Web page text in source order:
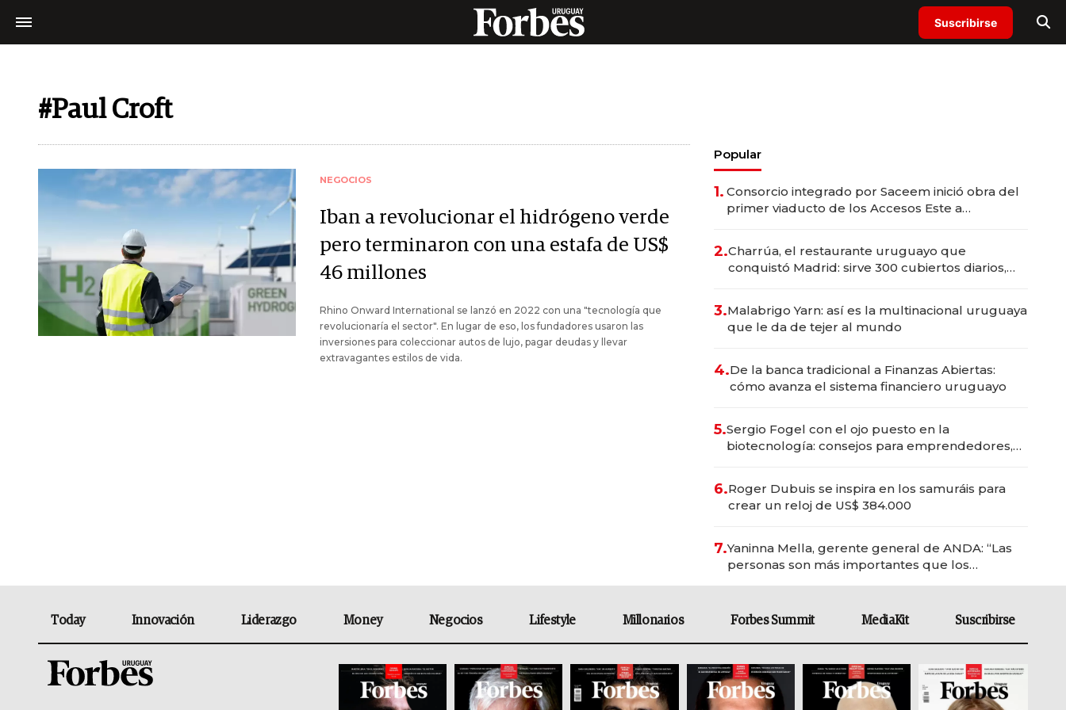
Suscribirse
#Paul Croft
NEGOCIOS
Iban a revolucionar el hidrógeno verde
pero terminaron con una estafa de US$
46 millones
Rhino Onward International se lanzó en 2022 con una "tecnología que
revolucionaría el sector". En lugar de eso, los fundadores usaron las
inversiones para coleccionar autos de lujo, pagar deudas y llevar
extravagantes estilos de vida.
Popular
1. Consorcio integrado por Saceem inició obra del
primer viaducto de los Accesos Este a
2.Charrúa, el restaurante uruguayo que
conquistó Madrid: sirve 300 cubiertos diarios,
3.Malabrigo Yarn: así es la multinacional uruguaya
que le da de tejer al mundo
4.De la banca tradicional a Finanzas Abiertas:
cómo avanza el sistema financiero uruguayo
5.Sergio Fogel con el ojo puesto en la
biotecnología: consejos para emprendedores,
6.Roger Dubuis se inspira en los samuráis para
crear un reloj de US$ 384.000
7.Yaninna Mella, gerente general de ANDA: “Las
personas son más importantes que los
Today Innovación Liderazgo Money Negocios Lifestyle Millonarios Forbes Summit MediaKit Suscribirse